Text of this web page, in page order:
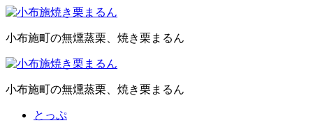
小布施町の無燻蒸栗、焼き栗まるん
小布施町の無燻蒸栗、焼き栗まるん
とっぷ